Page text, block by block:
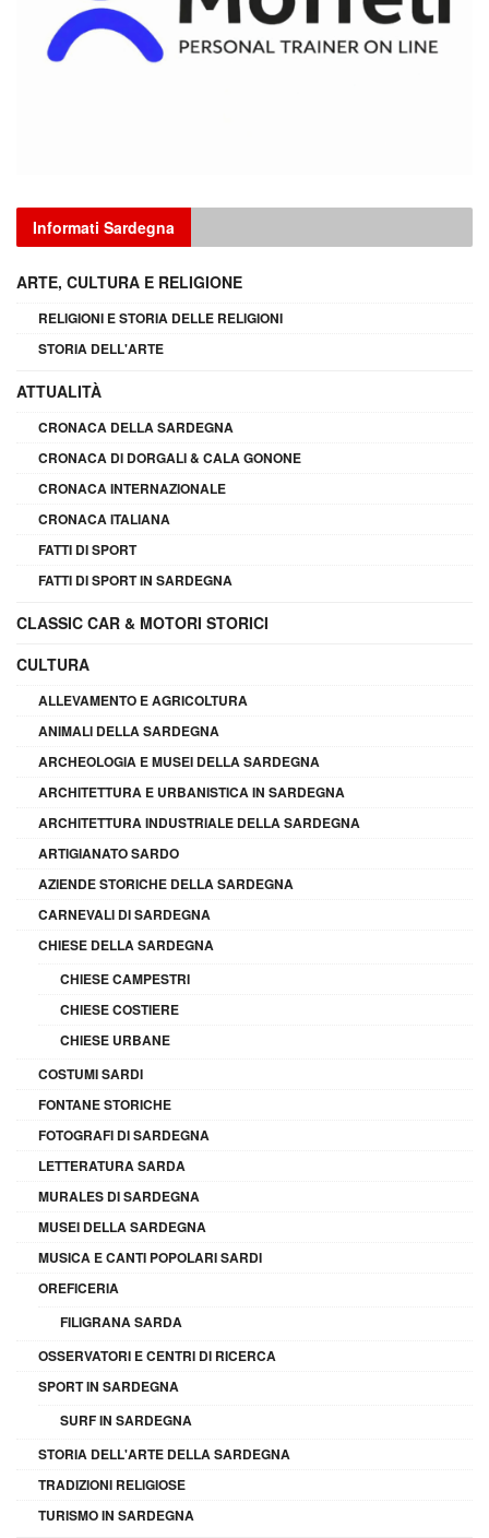
Informati Sardegna
ARTE, CULTURA E RELIGIONE
RELIGIONI E STORIA DELLE RELIGIONI
STORIA DELL'ARTE
ATTUALITÀ
CRONACA DELLA SARDEGNA
CRONACA DI DORGALI & CALA GONONE
CRONACA INTERNAZIONALE
CRONACA ITALIANA
FATTI DI SPORT
FATTI DI SPORT IN SARDEGNA
CLASSIC CAR & MOTORI STORICI
CULTURA
ALLEVAMENTO E AGRICOLTURA
ANIMALI DELLA SARDEGNA
ARCHEOLOGIA E MUSEI DELLA SARDEGNA
ARCHITETTURA E URBANISTICA IN SARDEGNA
ARCHITETTURA INDUSTRIALE DELLA SARDEGNA
ARTIGIANATO SARDO
AZIENDE STORICHE DELLA SARDEGNA
CARNEVALI DI SARDEGNA
CHIESE DELLA SARDEGNA
CHIESE CAMPESTRI
CHIESE COSTIERE
CHIESE URBANE
COSTUMI SARDI
FONTANE STORICHE
FOTOGRAFI DI SARDEGNA
LETTERATURA SARDA
MURALES DI SARDEGNA
MUSEI DELLA SARDEGNA
MUSICA E CANTI POPOLARI SARDI
OREFICERIA
FILIGRANA SARDA
OSSERVATORI E CENTRI DI RICERCA
SPORT IN SARDEGNA
SURF IN SARDEGNA
STORIA DELL'ARTE DELLA SARDEGNA
TRADIZIONI RELIGIOSE
TURISMO IN SARDEGNA